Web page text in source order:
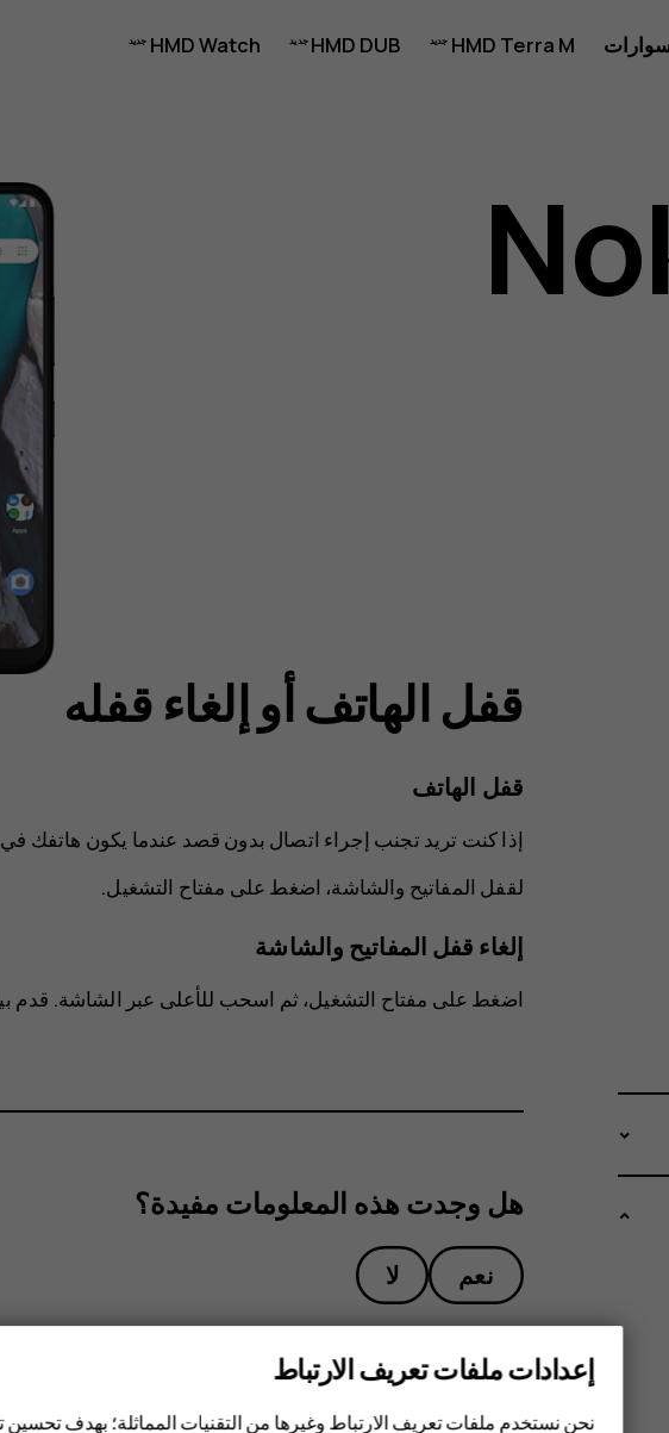
HMD Terra M
HMD DUB
HMD Watch
قفل الهاتف أو إلغاء قفله
قفل الهاتف
إذا كنت تريد تجنب إجراء اتصال بدون قصد عندما يكون هاتفك
لقفل المفاتيح والشاشة، اضغط على مفتاح التشغيل.
إلغاء قفل المفاتيح والشاشة
اضغط على مفتاح التشغيل، ثم اسحب للأعلى عبر الشاشة. قدم
هل وجدت هذه المعلومات مفيدة؟
نعم لا
إعدادات ملفات تعريف الارتباط
نحن نستخدم ملفات تعريف الارتباط وغيرها من التقنيات المماثلة؛ بهدف